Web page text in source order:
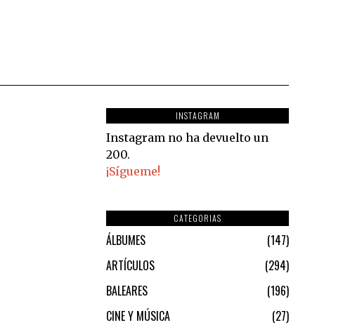
INSTAGRAM
Instagram no ha devuelto un
200.
¡Sígueme!
CATEGORIAS
ÁLBUMES
147
ARTÍCULOS
294
BALEARES
196
CINE Y MÚSICA
27